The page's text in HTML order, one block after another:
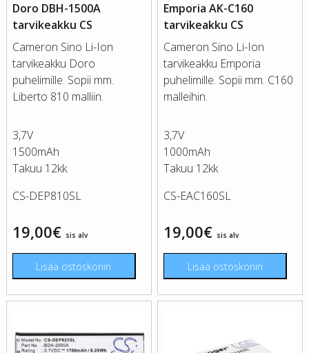
Doro DBH-1500A
tarvikeakku CS
Cameron Sino Li-Ion
tarvikeakku Doro
puhelimille. Sopii mm.
Liberto 810 malliin.
3,7V
1500mAh
Takuu 12kk
CS-DEP810SL
19,00€ sis alv
Lisää ostoskoriin
Emporia AK-C160
tarvikeakku CS
Cameron Sino Li-Ion
tarvikeakku Emporia
puhelimille. Sopii mm. C160
malleihin.
3,7V
1000mAh
Takuu 12kk
CS-EAC160SL
19,00€ sis alv
Lisää ostoskoriin